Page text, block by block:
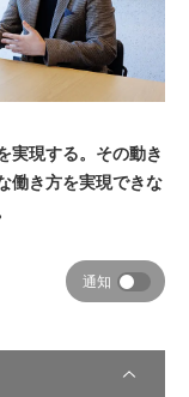
実現する。その動き
働き方を実現できな
通知